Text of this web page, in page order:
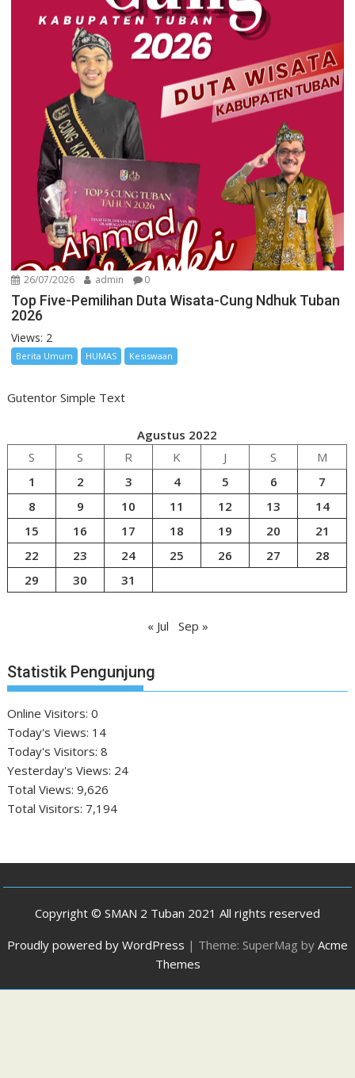
26/07/2026 admin 0
Top Five-Pemilihan Duta Wisata-Cung Ndhuk Tuban
2026
Views: 2
Berita Umum HUMAS Kesiswaan
Gutentor Simple Text
Agustus 2022
S
S R K J S
M
1
2 3 4 5 6
7
8
9 10 11 12 13
14
15
16 17 18 19 20
21
22
23 24 25 26 27
28
29
30 31
« Jul Sep »
Statistik Pengunjung
Online Visitors:0
Today's Views: 14
Today's Visitors:8
Yesterday's Views: 24
Total Views:9,626
Total Visitors: 7,194
Copyright © SMAN 2 Tuban 2021 All rights reserved
Proudly powered by WordPress | Theme: SuperMag by Acme
Themes